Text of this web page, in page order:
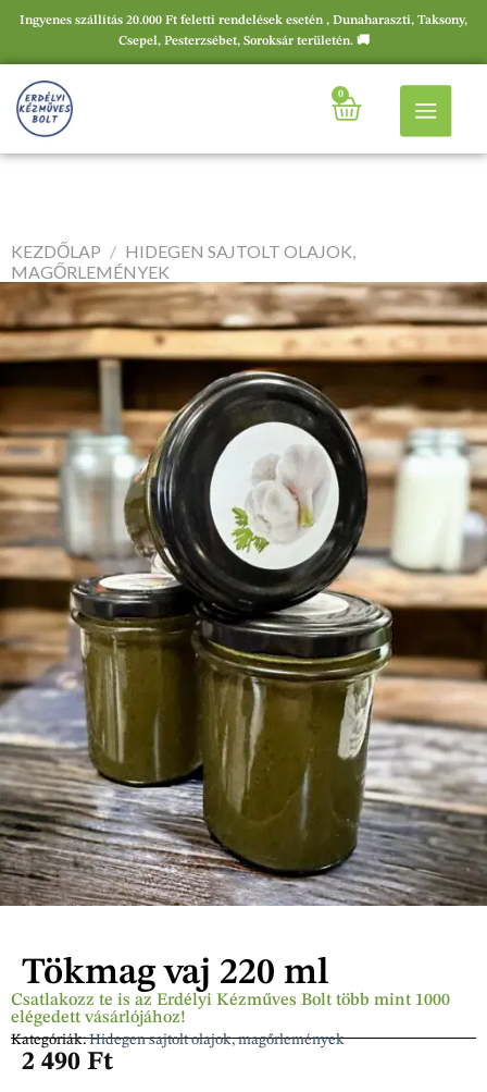
Ingyenes szállítás 20.000 Ft feletti rendelések esetén , Dunaharaszti, Taksony,
Csepel, Pesterzsébet, Soroksár területén. 🚚
0
Csatlakozz te is az Erdélyi Kézműves Bolt több mint 1000
elégedett vásárlójához!
Kategóriák:Hidegen sajtolt olajok, magőrlemények
Tökmag vaj 220 ml
2 490 Ft
KEZDŐLAP / HIDEGEN SAJTOLT OLAJOK,
MAGŐRLEMÉNYEK